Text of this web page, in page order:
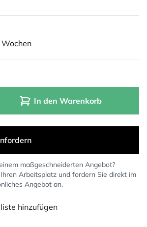
In den Warenkorb
maßgeschneiderten Angebot?
Arbeitsplatz und fordern Sie direkt im
Angebot an.
hinzufügen